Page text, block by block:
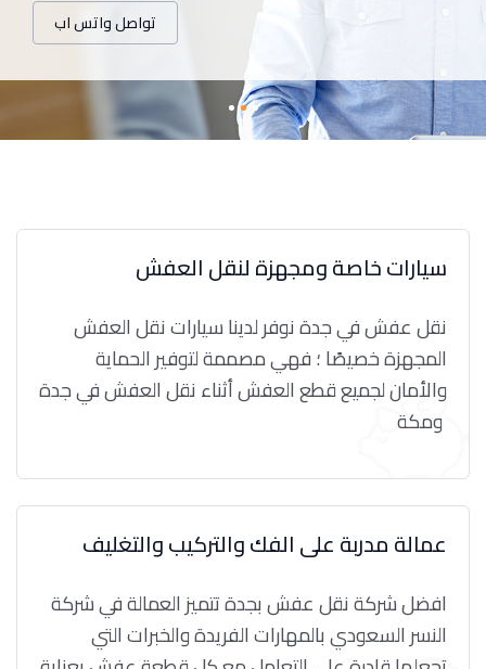
تواصل واتس اب
سيارات خاصة ومجهزة لنقل العفش
نقل عفش في جدة نوفر لدينا سيارات نقل العفش
المجهزة خصيصًا ؛ فهي مصممة لتوفير الحماية
والأمان لجميع قطع العفش أثناء نقل العفش في جدة
عمالة مدربة على الفك والتركيب والتغليف
افضل شركة نقل عفش بجدة تتميز العمالة في شركة
النسر السعودي بالمهارات الفريدة والخبرات التي